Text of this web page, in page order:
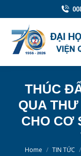
THÚC
QUA
CHO CƠ
You are here:
Home TIN TỨC